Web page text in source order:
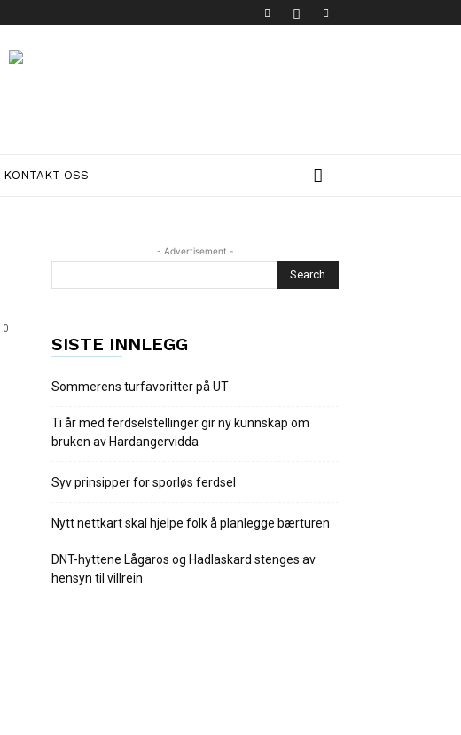
KONTAKT OSS
0
- Advertisement -
SISTE INNLEGG
Sommerens turfavoritter på UT
Ti år med ferdselstellinger gir ny kunnskap om
bruken av Hardangervidda
Syv prinsipper for sporløs ferdsel
Nytt nettkart skal hjelpe folk å planlegge bærturen
DNT-hyttene Lågaros og Hadlaskard stenges av
hensyn til villrein